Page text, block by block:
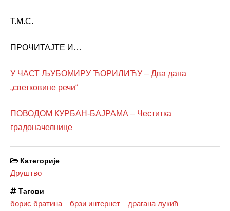
Т.М.С.
ПРОЧИТАЈТЕ И…
У ЧАСТ ЉУБОМИРУ ЋОРИЛИЋУ – Два дана
„светковине речи“
ПОВОДОМ КУРБАН-БАЈРАМА – Честитка
градоначелнице
Категорије
Друштво
Тагови
борис братина брзи интернет
драгана лукић